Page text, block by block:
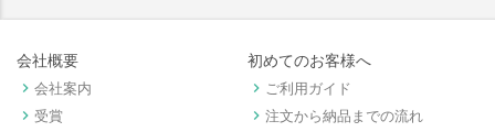
会社概要
keyboard_arrow_right 会社案内
keyboard_arrow_right 受賞
初めてのお客様へ
keyboard_arrow_right ご利用ガイド
keyboard_arrow_right 注文から納品までの流れ